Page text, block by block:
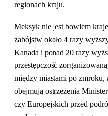
regionach kraju.
Meksyk nie jest bowiem
zabójstw około 4 razy
Kanada i ponad 20 razy
przestępczość
między miastami po zmroku,
obejmują ostrzeżenia
czy Europejskich przed